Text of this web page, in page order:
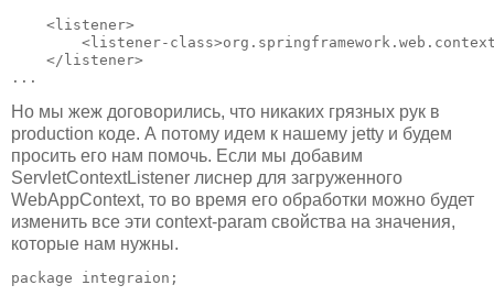
    <listener>
<listener-
    </listener>
Но мы жеж договорились, что никаких грязных рук в
production коде. А потому идем к нашему jetty и будем
просить его нам помочь. Если мы добавим
ServletContextListener лиснер для загруженного
WebAppContext, то во время его обработки можно будет
изменить все эти context-param свойства на значения,
которые нам нужны.
package integraion;